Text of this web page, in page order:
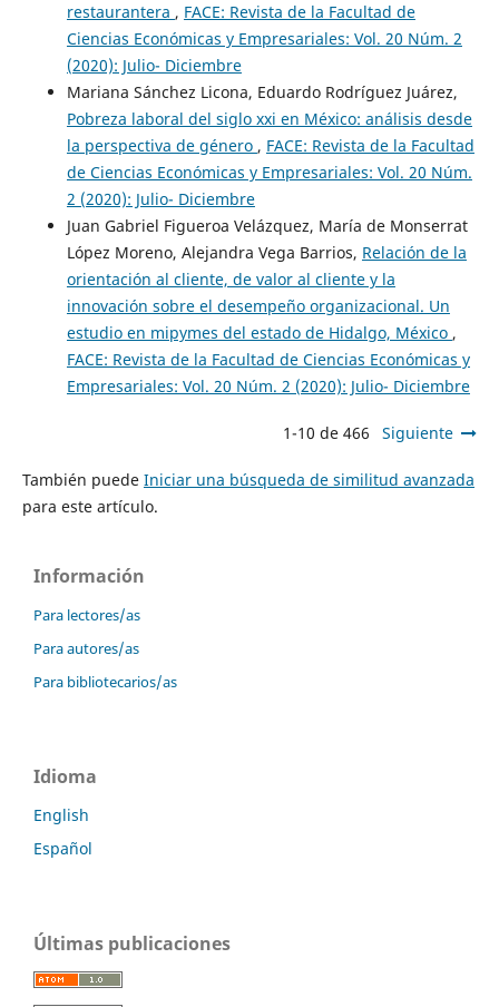
restaurantera , FACE: Revista de la Facultad de
Ciencias Económicas y Empresariales: Vol. 20 Núm. 2
(2020): Julio- Diciembre
Mariana Sánchez Licona, Eduardo Rodríguez Juárez,
Pobreza laboral del siglo xxi en México: análisis desde
la perspectiva de género , FACE: Revista de la Facultad
de Ciencias Económicas y Empresariales: Vol. 20 Núm.
2 (2020): Julio- Diciembre
Juan Gabriel Figueroa Velázquez, María de Monserrat
López Moreno, Alejandra Vega Barrios, Relación de la
orientación al cliente, de valor al cliente y la
innovación sobre el desempeño organizacional. Un
estudio en mipymes del estado de Hidalgo, México ,
FACE: Revista de la Facultad de Ciencias Económicas y
Empresariales: Vol. 20 Núm. 2 (2020): Julio- Diciembre
1-10 de 466 Siguiente
También puede Iniciar una búsqueda de similitud avanzada
para este artículo.
Información
Para lectores/as
Para autores/as
Para bibliotecarios/as
Idioma
English
Español
Últimas publicaciones